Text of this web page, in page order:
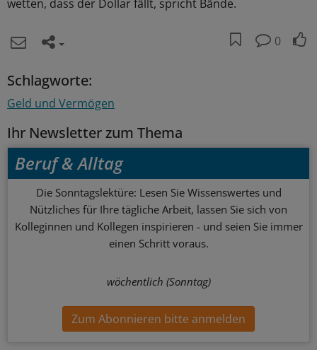
wetten, dass der Dollar fällt, spricht Bände.
0
Schlagworte:
Geld und Vermögen
Ihr Newsletter zum Thema
Beruf & Alltag
Die Sonntagslektüre: Lesen Sie Wissenswertes und
Nützliches für Ihre tägliche Arbeit, lassen Sie sich von
Kolleginnen und Kollegen inspirieren - und seien Sie immer
einen Schritt voraus.
wöchentlich (Sonntag)
Zum Abonnieren bitte anmelden